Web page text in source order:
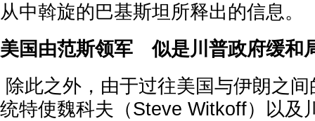
从中斡旋的巴基斯坦所释出的信息。
美国由范斯领军 似是川普政府缓和
除此之外，由于过往美国与伊朗之
统特使魏科夫（Steve Witkoff）以及